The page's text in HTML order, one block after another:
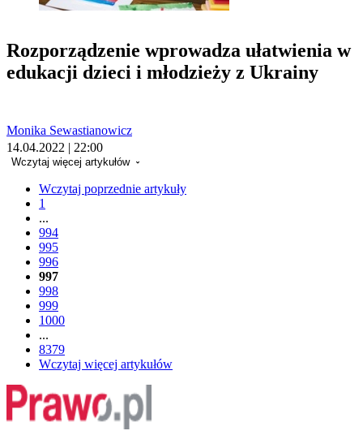
Rozporządzenie wprowadza ułatwienia w
edukacji dzieci i młodzieży z Ukrainy
Monika Sewastianowicz
14.04.2022 | 22:00
Wczytaj więcej artykułów
Wczytaj poprzednie artykuły
1
...
994
995
996
997
998
999
1000
...
8379
Wczytaj więcej artykułów